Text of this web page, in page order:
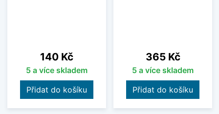
Cena
140 Kč
5 a více skladem
Přidat do košíku
Cena
365 Kč
5 a více skladem
Přidat do košíku